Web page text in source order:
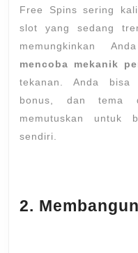
Free Spins sering
slot yang sedang
memungkinkan
mencoba mekanik
tekanan. Anda bisa
bonus, dan tema
memutuskan untuk
sendiri.
2.